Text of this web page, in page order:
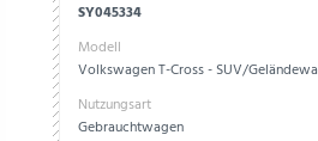
SY045334
Modell
Volkswagen T-Cross - SUV/
Nutzungsart
Gebrauchtwagen